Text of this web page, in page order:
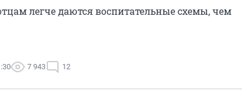
легче даются воспитательные схемы, чем
7 943 12